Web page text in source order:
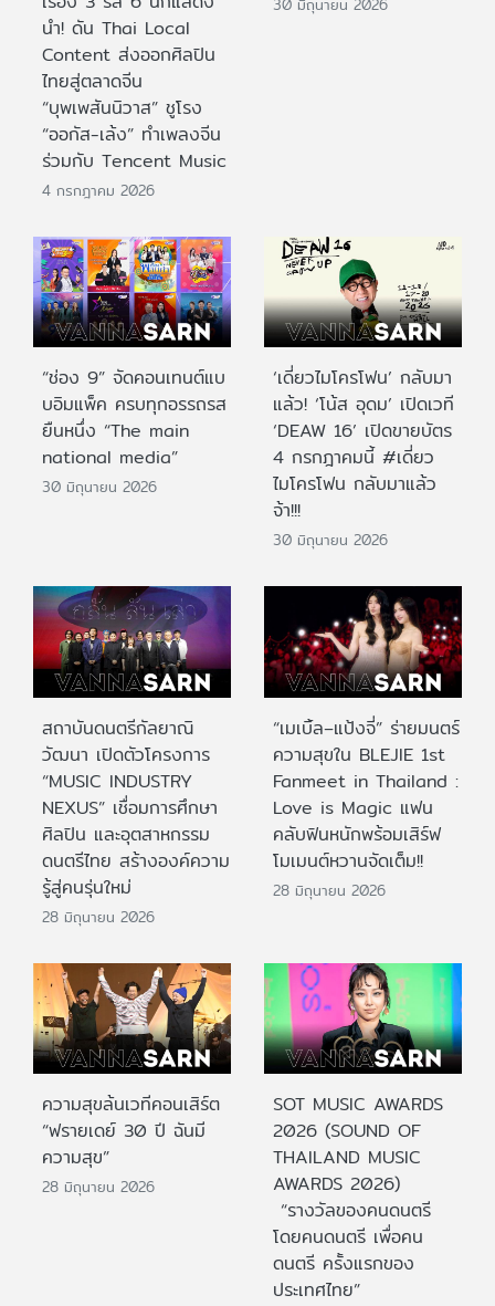
นำ! ดัน Thai Local
Content ส่งออกศิลปิน
ไทยสู่ตลาดจีน
“บุพเพสันนิวาส” ชูโรง
“ออกัส-เล้ง” ทำเพลงจีน
ร่วมกับ Tencent Music
4 กรกฎาคม 2026
“ช่อง 9” จัดคอนเทนต์แบ
บอิมแพ็ค ครบทุกอรรถรส
ยืนหนึ่ง “The main
national media”
30 มิถุนายน 2026
‘เดี่ยวไมโครโฟน’ กลับมา
แล้ว! ‘โน้ส อุดม’ เปิดเวที
‘DEAW 16’ เปิดขายบัตร
4 กรกฎาคมนี้ #เดี่ยว
ไมโครโฟน กลับมาแล้ว
จ้า!!!
30 มิถุนายน 2026
สถาบันดนตรีกัลยาณิ
วัฒนา เปิดตัวโครงการ
“MUSIC INDUSTRY
NEXUS” เชื่อมการศึกษา
ศิลปิน และอุตสาหกรรม
ดนตรีไทย สร้างองค์ความ
รู้สู่คนรุ่นใหม่
28 มิถุนายน 2026
“เมเบิ้ล–แป้งจี่” ร่ายมนตร์
ความสุขใน BLEJIE 1st
Fanmeet in Thailand :
Love is Magic แฟน
คลับฟินหนักพร้อมเสิร์ฟ
โมเมนต์หวานจัดเต็ม!!
28 มิถุนายน 2026
ความสุขล้นเวทีคอนเสิร์ต
“ฟรายเดย์ 30 ปี ฉันมี
ความสุข”
28 มิถุนายน 2026
SOT MUSIC AWARDS
2026 (SOUND OF
THAILAND MUSIC
AWARDS 2026)
“รางวัลของคนดนตรี
โดยคนดนตรี เพื่อคน
ดนตรี ครั้งแรกของ
ประเทศไทย”